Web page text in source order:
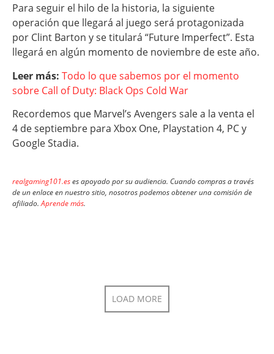
Para seguir el hilo de la historia, la siguiente
operación que llegará al juego será protagonizada
por Clint Barton y se titulará “Future Imperfect”. Esta
llegará en algún momento de noviembre de este año.
Leer más: Todo lo que sabemos por el momento
sobre Call of Duty: Black Ops Cold War
Recordemos que Marvel’s Avengers sale a la venta el
4 de septiembre para Xbox One, Playstation 4, PC y
Google Stadia.
realgaming101.eses apoyado por su audiencia. Cuando compras a través
de un enlace en nuestro sitio, nosotros podemos obtener una comisión de
afiliado.Aprende más.
LOAD MORE